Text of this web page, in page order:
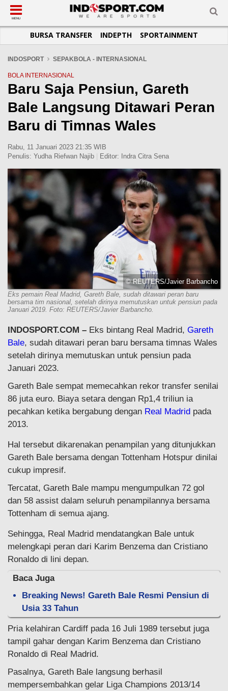
SUB-MENU
SEPAKBOLA
LIGA INGGRIS
LIGA ITALIA
LIGA SPANYOL
LIGA JERMAN
LIGA PRANCIS
LIGA EUROPA
SUB-MENU
SPORTAINMENT
SUB-MENU
OTOMOTIF
OTOMANIA
SUB-MENU
BASKET
FUTSAL
OLIMPIK
E-SPORT
SUB-MENU
JADWAL
SUB-MENU
TOPIK HARI INI
INFOGRAFIS
GALERI FOTO
TEMPAT OLAHRAGA
KOMUNITAS SEHAT
MENU
BURSA TRANSFER INDEPTH SPORTAINMENT
INDOSPORT SEPAKBOLA - INTERNASIONAL
BOLA INTERNASIONAL
Baru Saja Pensiun, Gareth
Bale Langsung Ditawari Peran
Baru di Timnas Wales
Rabu, 11 Januari 2023 21:35 WIB
Penulis: Yudha Riefwan Najib Editor: Indra Citra Sena
© REUTERS/Javier Barbancho
Eks pemain Real Madrid, Gareth Bale, sudah ditawari peran baru
bersama tim nasional, setelah dirinya memutuskan untuk pensiun pada
Januari 2019. Foto: REUTERS/Javier Barbancho.
INDOSPORT.COM – Eks bintang Real Madrid, Gareth
Bale, sudah ditawari peran baru bersama timnas Wales
setelah dirinya memutuskan untuk pensiun pada
Januari 2023.
Gareth Bale sempat memecahkan rekor transfer senilai
86 juta euro. Biaya setara dengan Rp1,4 triliun ia
pecahkan ketika bergabung dengan Real Madrid pada
2013.
Hal tersebut dikarenakan penampilan yang ditunjukkan
Gareth Bale bersama dengan Tottenham Hotspur dinilai
cukup impresif.
Tercatat, Gareth Bale mampu mengumpulkan 72 gol
dan 58 assist dalam seluruh penampilannya bersama
Tottenham di semua ajang.
Sehingga, Real Madrid mendatangkan Bale untuk
melengkapi peran dari Karim Benzema dan Cristiano
Ronaldo di lini depan.
Baca Juga
Breaking News! Gareth Bale Resmi Pensiun di
Usia 33 Tahun
Pria kelahiran Cardiff pada 16 Juli 1989 tersebut juga
tampil gahar dengan Karim Benzema dan Cristiano
Ronaldo di Real Madrid.
Pasalnya, Gareth Bale langsung berhasil
mempersembahkan gelar Liga Champions 2013/14